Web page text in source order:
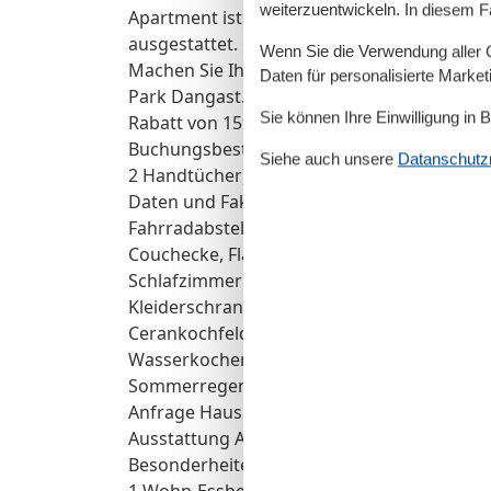
Apartment ist durchgehend mit
ausgestattet. Für Ihre Fahrräder oder E-
Machen Sie Ihren Urlaub an der Nordsee
Park Dangast. Wir freuen uns auf Sie!
Rabatt von 15% auf den reinen Mietpreis
Buchungsbestätigung. Zusätzliche
2 Handtücher) und Bettwäsche auf
Daten und Fakten: Allgemein: Apartment
Fahrradabstellraum,
Couchecke, Flachbildfernseher, Empfang
Schlafzimmer: Boxspringbett mit
Kleiderschrank, Stuhl Küche und Haushalt:
Cerankochfeld, Backofen,
Wasserkocher, hochwertiges Geschirr und
Sommerregendusche, Waschtischanlage
Anfrage Haushalt: Waschmaschine,
Ausstattung Außen: Sitzgarnitur mit Tisch,
Besonderheiten: Barrierefrei, ein Hund
weiterzuentwickeln. In diesem
Wenn Sie die Verwendung
Daten für personalisierte
Sie können Ihre Einwilligung in
Siehe auch unsere